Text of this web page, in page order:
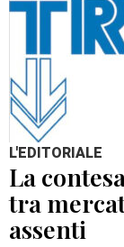
L'EDITORIALE
La
tra
assenti